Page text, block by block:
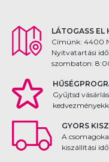
LÁTOGASS EL
Címünk: 4400
Nyitvatartási
szombaton:
Gyűjtsd
GYORS
A
kiszállítási